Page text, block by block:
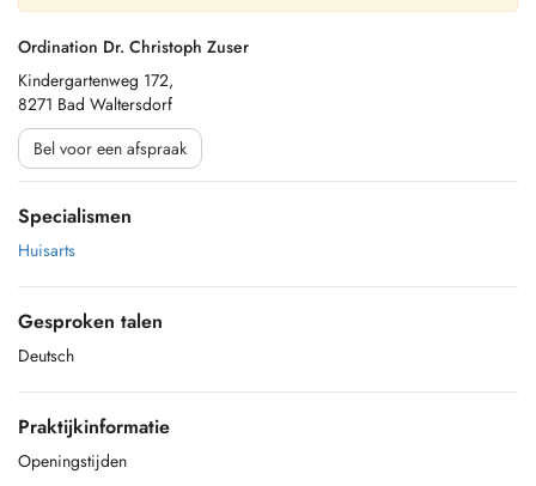
Ordination Dr. Christoph Zuser
Kindergartenweg 172,
8271 Bad Waltersdorf
Bel voor een afspraak
Specialismen
Huisarts
Gesproken talen
Deutsch
Praktijkinformatie
Openingstijden